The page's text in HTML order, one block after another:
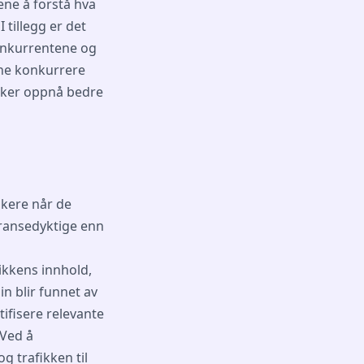
å forstå hva
tillegg er det
og
konkurrere
oppnå bedre
når de
enn
innhold,
blir funnet av
relevante
å
trafikken til